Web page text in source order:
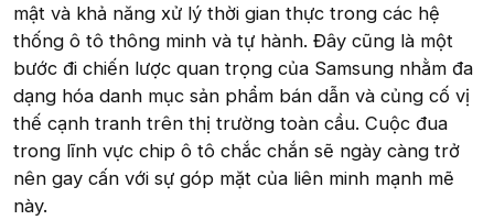
mật và khả năng xử lý thời gian thực trong các hệ
thống ô tô thông minh và tự hành. Đây cũng là một
bước đi chiến lược quan trọng của Samsung nhằm đa
dạng hóa danh mục sản phẩm bán dẫn và củng cố vị
thế cạnh tranh trên thị trường toàn cầu. Cuộc đua
trong lĩnh vực chip ô tô chắc chắn sẽ ngày càng trở
nên gay cấn với sự góp mặt của liên minh mạnh mẽ
này.